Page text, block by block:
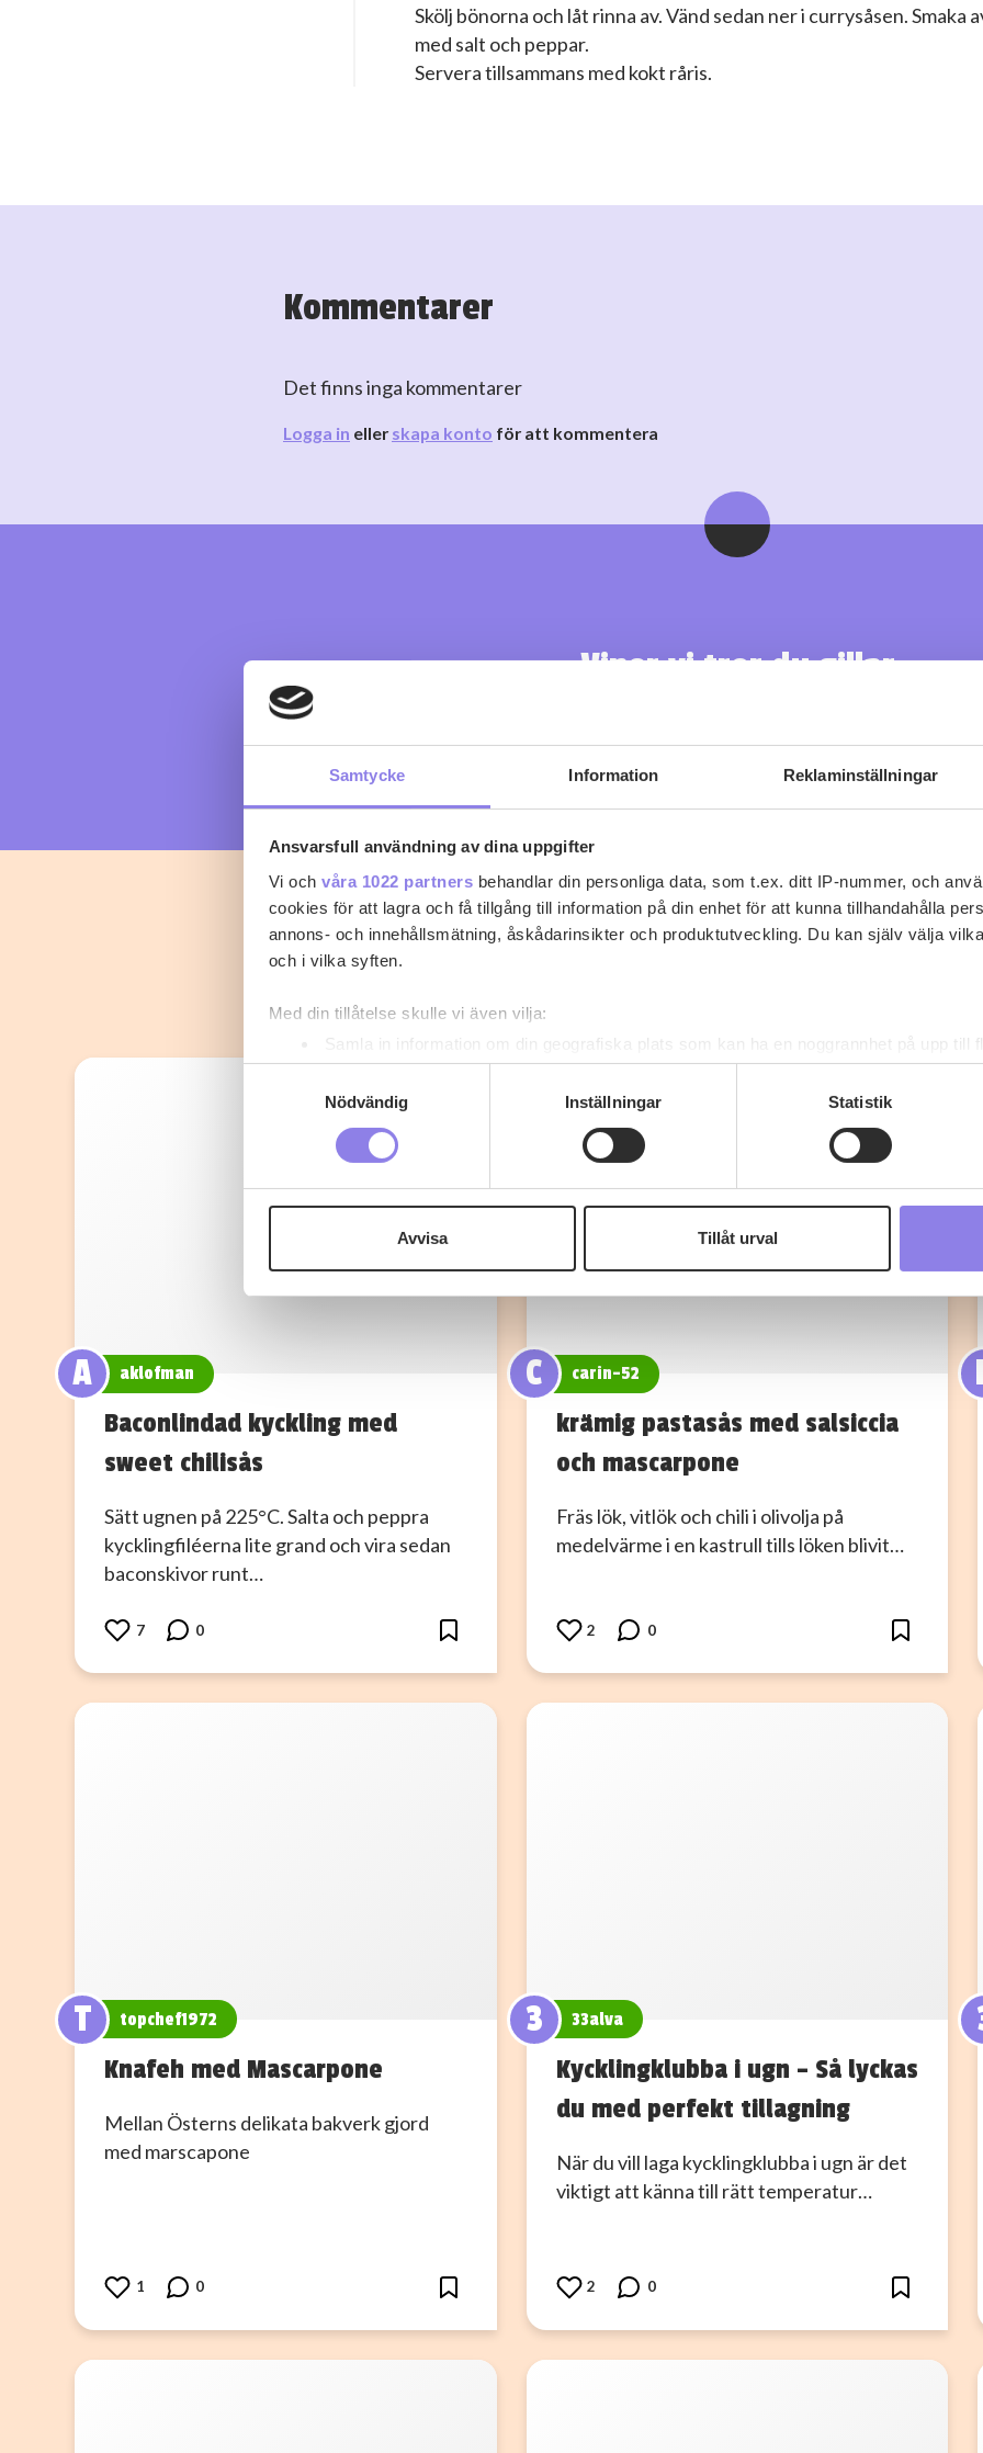
Samtycke Information Reklaminställningar
Ansvarsfull användning av dina uppgifter
Vi och våra 1022 partners behandlar din personliga data, som t.ex. ditt IP-nummer, och
cookies för att lagra och få tillgång till information på din enhet för att kunna tillhandahålla
annons- och innehållsmätning, åskådarinsikter och produktutveckling. Du kan själv välja
och i vilka syften.
Med din tillåtelse skulle vi även vilja:
Samla in information om din geografiska plats som kan ha en noggrannhet på upp till
Identifiera din enhet genom att aktivt skanna den för specifika kännetecken
Ta reda på mer om hur dina personliga uppgifter behandlas och ställ in dina preferenser i
eller dra tillbaka ditt samtycke när som helst från cookie-förklaringen.
eller äldre. Genom att besöka webbplatsen intygar du att du är 25 år eller äldre.
Nödvändig
Inställningar Statistik
Avvisa Tillåt urval
Skölj bönorna och låt rinna av. Vänd sedan ner i currysåsen. Smaka
med salt och peppar.
Servera tillsammans med kokt råris.
Kommentarer
Det finns inga kommentarer
Logga in eller skapa konto för att kommentera
Viner vi tror du gillar
A aklofman
Baconlindad kyckling med
sweet chilisås
Sätt ugnen på 225°C. Salta och peppra
kycklingfiléerna lite grand och vira sedan
baconskivor runt…
7 0
C carin-52
krämig pastasås med salsiccia
och mascarpone
Fräs lök, vitlök och chili i olivolja på
medelvärme i en kastrull tills löken blivit…
2 0
T topchef1972
Knafeh med Mascarpone
Mellan Österns delikata bakverk gjord
med marscapone
1 0
3 33alva
Kycklingklubba i ugn – Så lyckas
du med perfekt tillagning
När du vill laga kycklingklubba i ugn är det
viktigt att känna till rätt temperatur…
2 0